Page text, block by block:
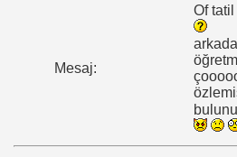
Mesaj:
Of